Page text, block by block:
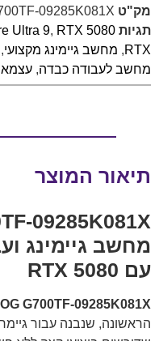
מק"ט 09285K081X
תגיות
Ultra 9, RTX 5080
RTX
, מחשב גיימינג מקצועי,
מחשב לעבודה כבדה, עצמאות
תיאור המוצר
מחשב גיימינג
עם RTX 5080
G700TF-09285K081X
הראשונה, שנבנה עבור